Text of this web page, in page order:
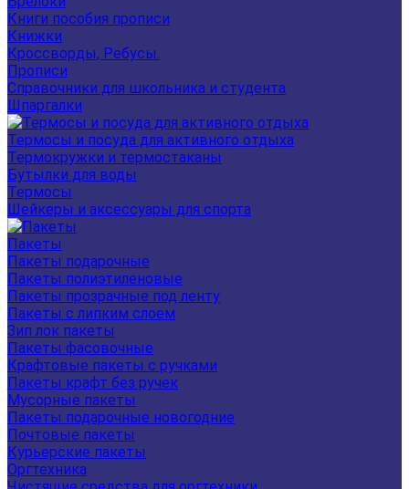
Книги пособия прописи
Книжки
Кроссворды, Ребусы.
Прописи
Справочники для школьника и студента
Шпаргалки
Термосы и посуда для активного отдыха
Термокружки и термостаканы
Бутылки для воды
Термосы
Шейкеры и аксессуары для спорта
Пакеты
Пакеты подарочные
Пакеты полиэтиленовые
Пакеты прозрачные под ленту
Пакеты с липким слоем
Зип лок пакеты
Пакеты фасовочные
Крафтовые пакеты с ручками
Пакеты крафт без ручек
Мусорные пакеты
Пакеты подарочные новогодние
Почтовые пакеты
Курьерские пакеты
Оргтехника